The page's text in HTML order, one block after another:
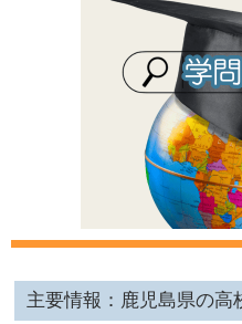
主要情報：鹿児島県の高